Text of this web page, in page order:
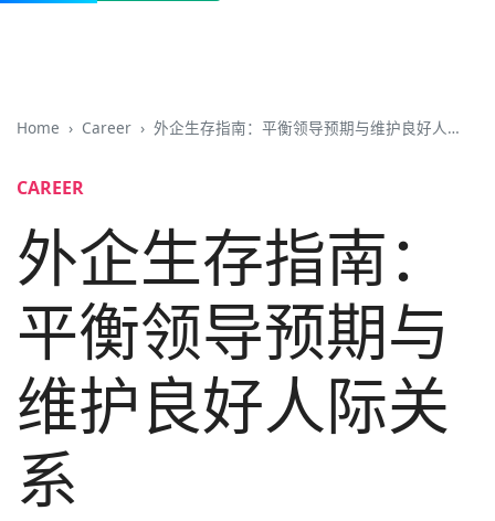
Home Career 外企生存指南：平衡领导预期与维护良好人际关系
CAREER
外企生存指南：
平衡领导预期与
维护良好人际关
系